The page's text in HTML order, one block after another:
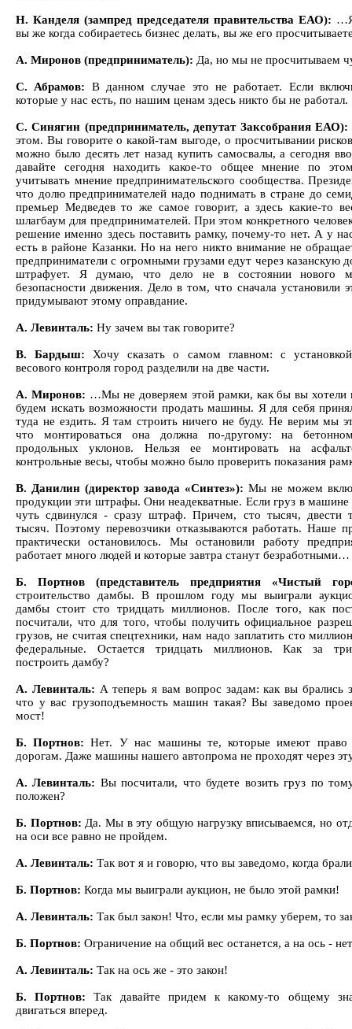
Н. Канделя (зампред председателя правительства ЕАО):
вы же когда собираетесь бизнес делать, вы же его
А. Миронов (предприниматель): Да, но мы не просчитываем
С. Абрамов: В данном случае это не работает. Если
которые у нас есть, по нашим ценам здесь никто бы не работал.
С. Синягин (предприниматель, депутат Заксобрания ЕАО):
этом. Вы говорите о какой-там выгоде, о просчитывании
можно было десять лет назад купить самосвалы, а сегодня
давайте сегодня находить какое-то общее мнение по
учитывать мнение предпринимательского сообщества.
что долю предпринимателей надо поднимать в стране до
премьер Медведев то же самое говорит, а здесь какие-то
шлагбаум для предпринимателей. При этом конкретного
решение именно здесь поставить рамку, почему-то нет. А у
есть в районе Казанки. Но на него никто внимание не
предприниматели с огромными грузами едут через казанскую
штрафует. Я думаю, что дело не в состоянии нового
безопасности движения. Дело в том, что сначала установили
придумывают этому оправдание.
А. Левинталь: Ну зачем вы так говорите?
В. Бардыш: Хочу сказать о самом главном: с
весового контроля город разделили на две части.
А. Миронов: …Мы не доверяем этой рамки, как бы вы хотели
будем искать возможности продать машины. Я для себя
туда не ездить. Я там строить ничего не буду. Не верим мы
что монтироваться она должна по-другому: на
продольных уклонов. Нельзя ее монтировать на
контрольные весы, чтобы можно было проверить показания
В. Данилин (директор завода «Синтез»): Мы не можем
продукции эти штрафы. Они неадекватные. Если груз в машине
чуть сдвинулся - сразу штраф. Причем, сто тысяч, двести
тысяч. Поэтому перевозчики отказываются работать. Наше
практически остановилось. Мы остановили работу
работает много людей и которые завтра станут безработными…
Б. Портнов (представитель предприятия «Чистый
строительство дамбы. В прошлом году мы выиграли
дамбы стоит сто тридцать миллионов. После того, как
посчитали, что для того, чтобы получить официальное
грузов, не считая спецтехники, нам надо заплатить сто
федеральные. Остается тридцать миллионов. Как за
построить дамбу?
А. Левинталь: А теперь я вам вопрос задам: как вы брались
что у вас грузоподъемность машин такая? Вы заведомо
мост!
Б. Портнов:Нет. У нас машины те, которые имеют право
дорогам. Даже машины нашего автопрома не проходят через
А. Левинталь: Вы посчитали, что будете возить груз по
положен?
Б. Портнов: Да. Мы в эту общую нагрузку вписываемся, но
на оси все равно не пройдем.
А. Левинталь: Так вот я и говорю, что вы заведомо, когда
Б. Портнов: Когда мы выиграли аукцион, не было этой рамки!
А. Левинталь: Так был закон! Что, если мы рамку уберем, то
Б. Портнов: Ограничение на общий вес останется, а на ось -
А. Левинталь: Так на ось же - это закон!
Б. Портнов: Так давайте придем к какому-то общему
двигаться вперед.